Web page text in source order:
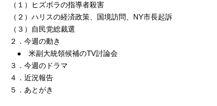
（１）ヒズボラの指導者殺害
（２）ハリスの経済政策、国境訪問、NY市長起訴
（３）自民党総裁選
２．今週の動き
● 米副大統領候補のTV討論会
３．今週のドラマ
４．近況報告
５．あとがき